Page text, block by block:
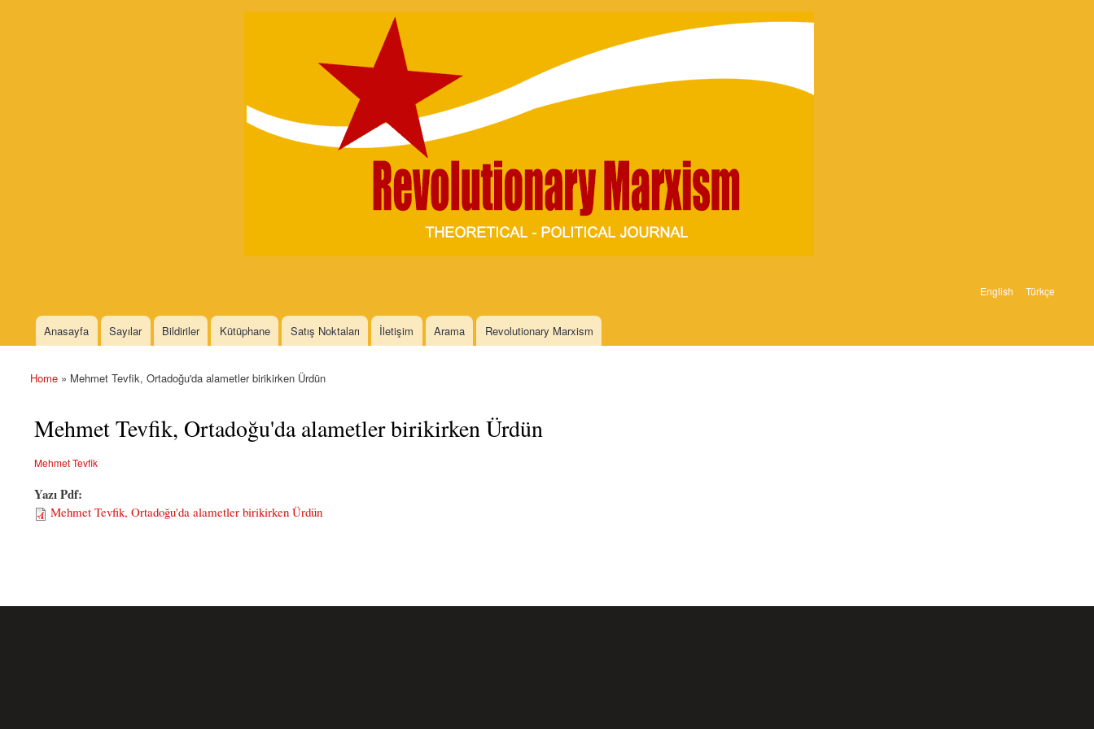
Skip to
English Türkçe
Main menu
Anasayfa Sayılar Bildiriler Kütüphane Satış Noktaları İletişim Arama Revolutionary Marxism
You are here
Home » Mehmet Tevfik, Ortadoğu'da alametler birikirken Ürdün
Mehmet Tevfik, Ortadoğu'da alametler birikirken Ürdün
Mehmet Tevfik
Yazı Pdf:
Mehmet Tevfik, Ortadoğu'da alametler birikirken Ürdün